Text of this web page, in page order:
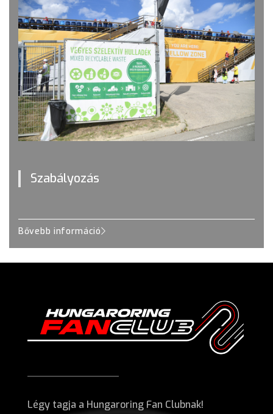
Szabályozás
Bővebb információ
Légy tagja a Hungaroring Fan Clubnak!